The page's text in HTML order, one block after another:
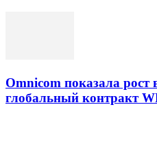
Omnicom показала
глобальный контракт